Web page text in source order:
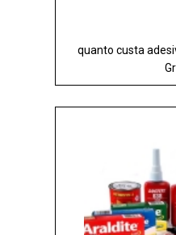
quanto custa